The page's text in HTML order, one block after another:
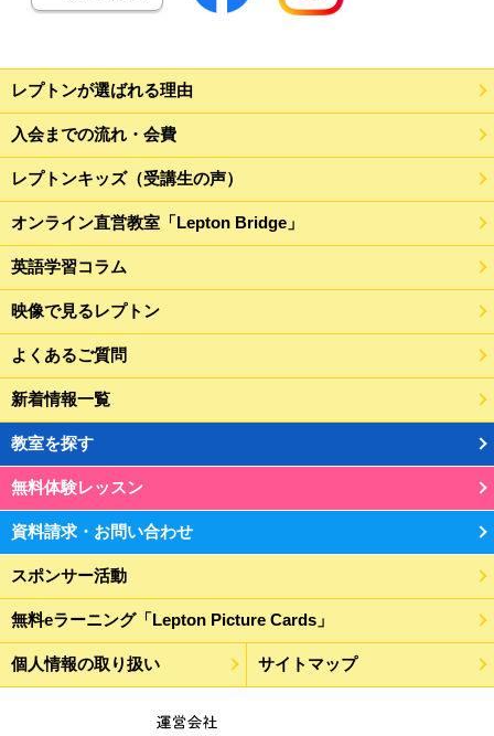
レプトンが選ばれる理由
入会までの流れ・会費
レプトンキッズ（受講生の声）
オンライン直営教室「Lepton Bridge」
英語学習コラム
映像で見るレプトン
よくあるご質問
新着情報一覧
教室を探す
無料体験レッスン
資料請求・お問い合わせ
スポンサー活動
無料eラーニング「Lepton Picture Cards」
個人情報の取り扱い サイトマップ